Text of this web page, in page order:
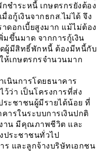
ชำระหนี้ เกษตรกรยังต้อง
อกู้เงินจากธกส.ไม่ได้ จึง
ดอกเบี้ยสูงมาก แม้ไม่ต้อง
ขึ้นมาด จากการกู้เงิน
ผู้มีสิทธิ์พักหนี้ ต้องมีหนี้กับ
ห้เกษตรกรจำนวนมาก
นินการโดยธนาคาร
ว่า เป็นโครงการที่ส่ง
ระชาชนผู้มีรายได้น้อย ที่
ารในระบบการเงินปกติ
าน มีคุณภาพชีวิต และ
ประชาชนทั่วไป
ร และลูกจ้างบริษัทเอกชน